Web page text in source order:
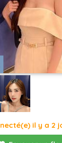
il y a 2